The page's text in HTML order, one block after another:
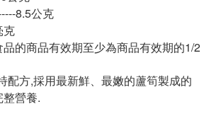
8.5公克
克
的商品有效期至少為商品有效期的1/2
方,採用最新鮮、最嫩的蘆筍製成的
營養.